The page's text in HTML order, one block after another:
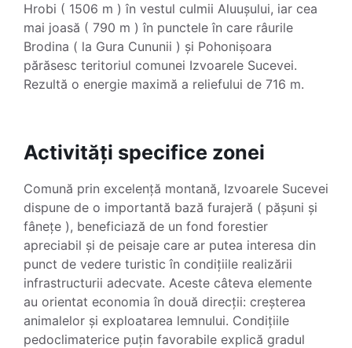
Hrobi ( 1506 m ) în vestul culmii Aluușului, iar cea
mai joasă ( 790 m ) în punctele în care râurile
Brodina ( la Gura Cununii ) și Pohonișoara
părăsesc teritoriul comunei Izvoarele Sucevei.
Rezultă o energie maximă a reliefului de 716 m.
Activități specifice zonei
Comună prin excelență montană, Izvoarele Sucevei
dispune de o importantă bază furajeră ( pășuni și
fânețe ), beneficiază de un fond forestier
apreciabil și de peisaje care ar putea interesa din
punct de vedere turistic în condițiile realizării
infrastructurii adecvate. Aceste câteva elemente
au orientat economia în două direcții: creșterea
animalelor și exploatarea lemnului. Condițiile
pedoclimaterice puțin favorabile explică gradul